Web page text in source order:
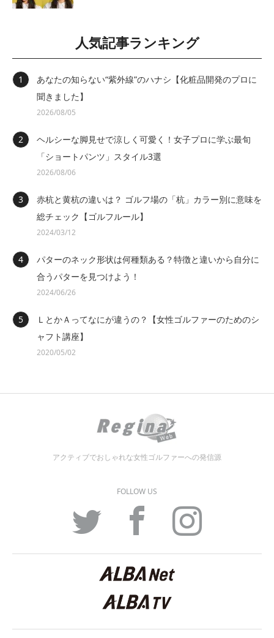
人気記事ランキング
あなたの知らない“紫外線”のハナシ【化粧品開発のプロに
聞きました】
2026/08/05
ヘルシーな脚見せで涼しく可愛く！女子プロに学ぶ最旬
「ショートパンツ」スタイル3選
2026/08/06
赤杭と黄杭の違いは？ ゴルフ場の「杭」カラー別に意味を
総チェック【ゴルフルール】
2024/03/12
パターのネック形状は何種類ある？特徴と違いから自分に
合うパターを見つけよう！
2024/06/26
ＬとかＡってなにが違うの？【女性ゴルファーのためのシ
ャフト講座】
2020/05/02
アクティブでおしゃれな女性ゴルファーへの発信源
FOLLOW US
Facebook Instagram